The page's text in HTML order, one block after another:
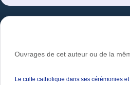
Ouvrages de cet auteur ou de la
Le culte catholique dans ses cérémonies